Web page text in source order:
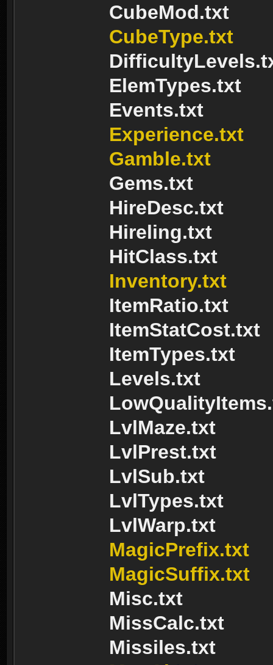
CubeMod.txt
CubeType.txt
ElemTypes.txt
Events.txt
Experience.txt
Gamble.txt
Gems.txt
HireDesc.txt
Hireling.txt
HitClass.txt
Inventory.txt
ItemRatio.txt
ItemStatCost.txt
ItemTypes.txt
Levels.txt
LvlMaze.txt
LvlPrest.txt
LvlSub.txt
LvlTypes.txt
LvlWarp.txt
MagicPrefix.txt
MagicSuffix.txt
Misc.txt
MissCalc.txt
Missiles.txt